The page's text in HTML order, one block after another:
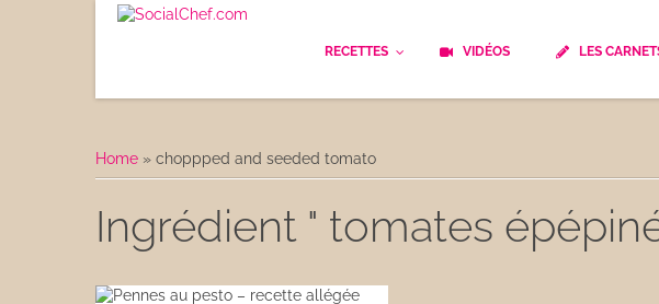
RECETTES
Le Pain
Apéritifs
Déjeuner
Cuisine française traditionnelle
VIDÉOS LES
Spécialité
Les astuces
Home » choppped and seeded tomato
Ingrédient " tomates